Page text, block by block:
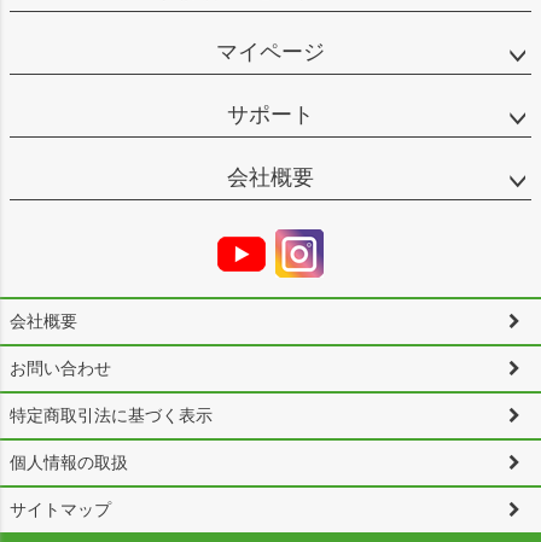
マイページ
サポート
会社概要
会社概要
お問い合わせ
特定商取引法に基づく表示
個人情報の取扱
サイトマップ